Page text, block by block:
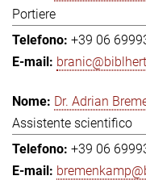
Portiere
+39 06
Dr. Adrian
Assistente scientifico
+39 06